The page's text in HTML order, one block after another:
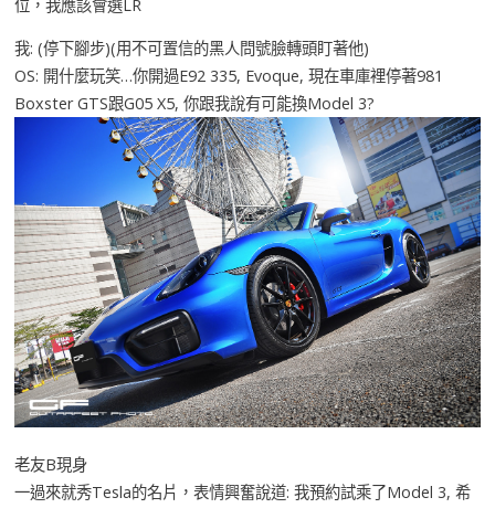
位，我應該會選LR
我: (停下腳步)(用不可置信的黑人問號臉轉頭盯著他)
OS: 開什麼玩笑…你開過E92 335, Evoque, 現在車庫裡停著981
Boxster GTS跟G05 X5, 你跟我說有可能換Model 3?
老友B現身
一過來就秀Tesla的名片，表情興奮說道: 我預約試乘了Model 3, 希